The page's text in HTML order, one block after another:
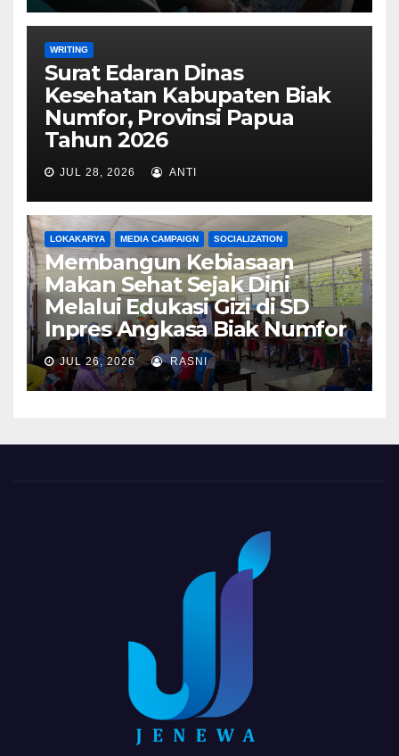
WRITING
Surat Edaran Dinas
Kesehatan Kabupaten Biak
Numfor, Provinsi Papua
Tahun 2026
JUL 28, 2026 ANTI
LOKAKARYA MEDIA CAMPAIGN SOCIALIZATION
Membangun Kebiasaan
Makan Sehat Sejak Dini
Melalui Edukasi Gizi di SD
Inpres Angkasa Biak Numfor
JUL 26, 2026 RASNI